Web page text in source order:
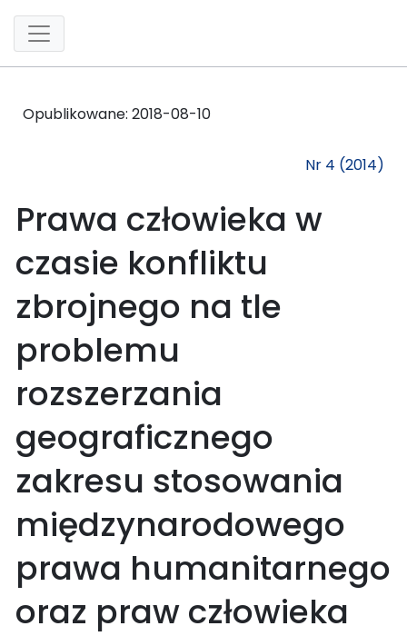
Opublikowane: 2018-08-10
Nr 4 (2014)
Prawa człowieka w
czasie konfliktu
zbrojnego na tle
problemu
rozszerzania
geograficznego
zakresu stosowania
międzynarodowego
prawa humanitarnego
oraz praw człowieka